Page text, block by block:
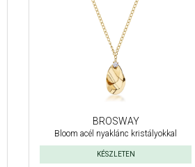
BROSWAY
Bloom acél nyaklánc kristályokkal
KÉSZLETEN